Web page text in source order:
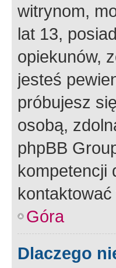
witrynom,
lat 13,
opiekunów,
jesteś
próbujesz
osobą,
phpBB
kompetencji
Góra
Dlaczego